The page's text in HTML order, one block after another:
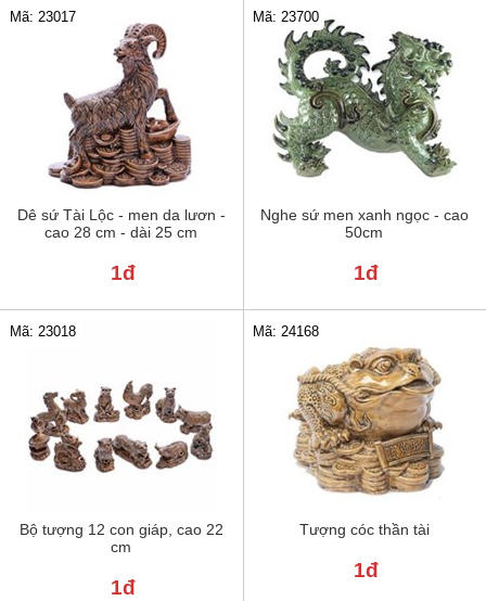
Dê sứ Tài Lộc - men da lươn -
cao 28 cm - dài 25 cm
Mã: 23017
1đ
Nghe sứ men xanh ngọc - cao
50cm
Mã: 23700
1đ
Bộ tượng 12 con giáp, cao 22
cm
Mã: 23018
1đ
Tượng cóc thần tài
Mã: 24168
1đ